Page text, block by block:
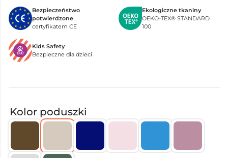
Bezpieczeństwo
potwierdzone
certyfikatem CE
Ekologiczne tkaniny
OEKO-TEX® STANDARD
100
Kids Safety
Bezpieczne dla dzieci
Kolor poduszki